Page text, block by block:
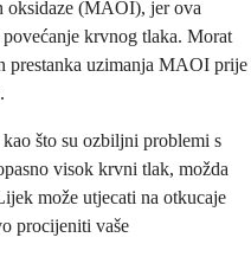
oksidaze (MAOI), jer ova
krvnog tlaka. Morat
prestanka uzimanja MAOI prije
što su ozbiljni problemi s
visok krvni tlak, možda
može utjecati na otkucaje
procijeniti vaše